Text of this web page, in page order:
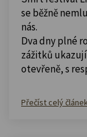
se běžně
nás.
Dva dny plné
zážitků
otevřeně, s
Přečíst celý